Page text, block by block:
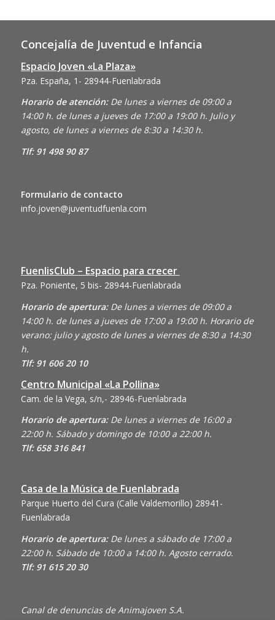
Concejalía de Juventud e Infancia
Espacio Joven «La Plaza»
Pza. España, 1- 28944-Fuenlabrada
Horario de atención: De lunes a viernes de 09:00 a
14:00 h. de lunes a jueves de 17:00 a 19:00 h. Julio y
agosto, de lunes a viernes de 8:30 a 14:30 h.
Tlf: 91 498 90 87
Formulario de contacto
info.joven@juventudfuenla.com
FuenlisClub – Espacio para crecer
Pza. Poniente, 5 bis- 28944-Fuenlabrada
Horario de apertura:De lunes a viernes de 09:00 a
14:00 h. de lunes a jueves de 17:00 a 19:00 h. Horario de
verano: julio y agosto de lunes a viernes de 8:30 a 14:30
h.
Tlf: 91 606 20 10
Centro Municipal «La Pollina»
Cam. de la Vega, s/n,- 28946-Fuenlabrada
Horario de apertura: De lunes a viernes de 16:00 a
22:00 h. Sábado y domingo de 10:00 a 22:00 h.
Tlf: 658 316 841
Casa de la Música de Fuenlabrada
Parque Huerto del Cura (Calle Valdemorillo) 28941-
Fuenlabrada
Horario de apertura: De lunes a sábado de 17:00 a
22:00 h. Sábado de 10:00 a 14:00 h. Agosto cerrado.
Tlf: 91 615 20 30
Canal de denuncias de Animajoven S.A.